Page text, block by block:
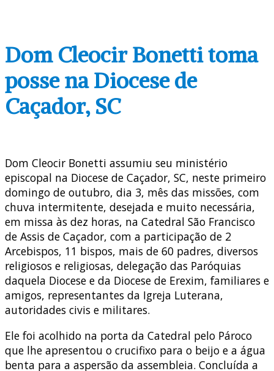
Dom Cleocir Bonetti toma
posse na Diocese de
Caçador, SC
Dom Cleocir Bonetti assumiu seu ministério
episcopal na Diocese de Caçador, SC, neste primeiro
domingo de outubro, dia 3, mês das missões, com
chuva intermitente, desejada e muito necessária,
em missa às dez horas, na Catedral São Francisco
de Assis de Caçador, com a participação de 2
Arcebispos, 11 bispos, mais de 60 padres, diversos
religiosos e religiosas, delegação das Paróquias
daquela Diocese e da Diocese de Erexim, familiares e
amigos, representantes da Igreja Luterana,
autoridades civis e militares.
Ele foi acolhido na porta da Catedral pelo Pároco
que lhe apresentou o crucifixo para o beijo e a água
benta para a aspersão da assembleia. Concluída a